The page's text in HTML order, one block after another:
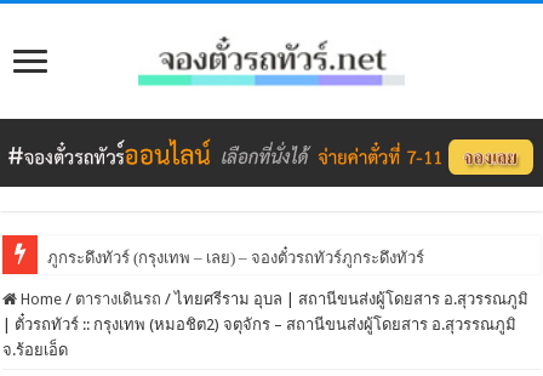
ภูกระดึงทัวร์ (กรุงเทพ – เลย) – จองตั๋วรถทัวร์ภูกระดึงทัวร์
Home / ตารางเดินรถ / ไทยศรีราม อุบล | สถานีขนส่งผู้โดยสาร อ.สุวรรณภูมิ
| ตั๋วรถทัวร์ :: กรุงเทพ (หมอชิต2) จตุจักร – สถานีขนส่งผู้โดยสาร อ.สุวรรณภูมิ
จ.ร้อยเอ็ด